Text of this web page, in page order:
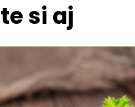
si aj